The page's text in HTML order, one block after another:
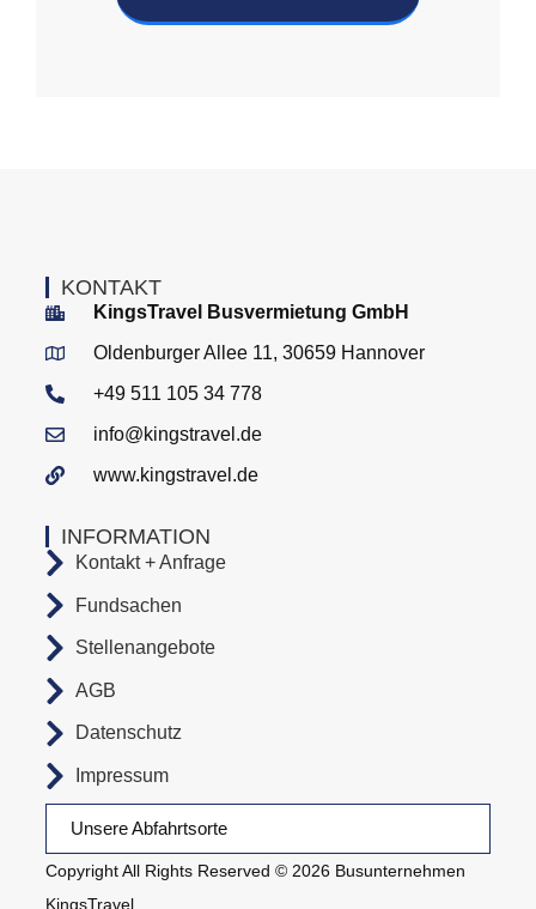
Copyright All Rights Reserved © 2026 Busunternehmen
KingsTravel
Unsere Abfahrtsorte
INFORMATION
Kontakt + Anfrage
Fundsachen
Stellenangebote
AGB
Datenschutz
Impressum
KONTAKT
KingsTravel Busvermietung GmbH
Oldenburger Allee 11, 30659 Hannover
+49 511 105 34 778
info@kingstravel.de
www.kingstravel.de